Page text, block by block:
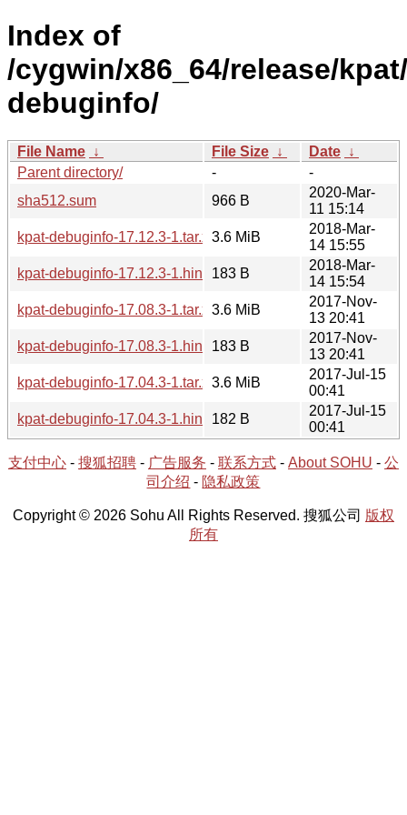
Index of
/cygwin/x86_64/release/
debuginfo/
File Name ↓ File Size ↓ Date ↓
Parent directory/
-
-
sha512.sum
966 B
2020-Mar-
11 15:14
kpat-debuginfo-17.12.3-1.tar.xz3.6 MiB
2018-Mar-
14 15:55
kpat-debuginfo-17.12.3-1.hint
183 B
2018-Mar-
14 15:54
kpat-debuginfo-17.08.3-1.tar.xz3.6 MiB
2017-Nov-
13 20:41
kpat-debuginfo-17.08.3-1.hint
183 B
2017-Nov-
13 20:41
kpat-debuginfo-17.04.3-1.tar.xz3.6 MiB
2017-Jul-15
00:41
kpat-debuginfo-17.04.3-1.hint
182 B
2017-Jul-15
00:41
支付中心 - 搜狐招聘 - 广告服务 - 联系方式 - About SOHU - 公
司介绍 - 隐私政策
Copyright © 2026 Sohu All Rights Reserved. 搜狐公司 版权
所有